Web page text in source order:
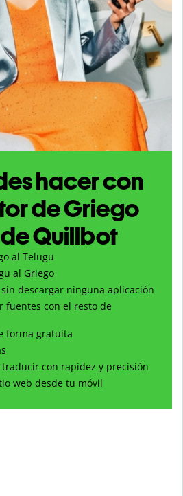
hacer con
de Griego
Quillbot
al Telugu
al Griego
descargar ninguna aplicación
fuentes con el resto de
forma gratuita
con rapidez y precisión
web desde tu móvil